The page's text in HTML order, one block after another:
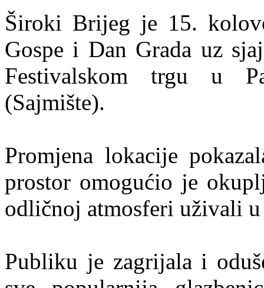
Široki Brijeg je 15.
Gospe i Dan Grada uz
Festivalskom trgu u
(Sajmište).
Promjena lokacije
prostor omogućio je
odličnoj atmosferi uživali
Publiku je zagrijala i